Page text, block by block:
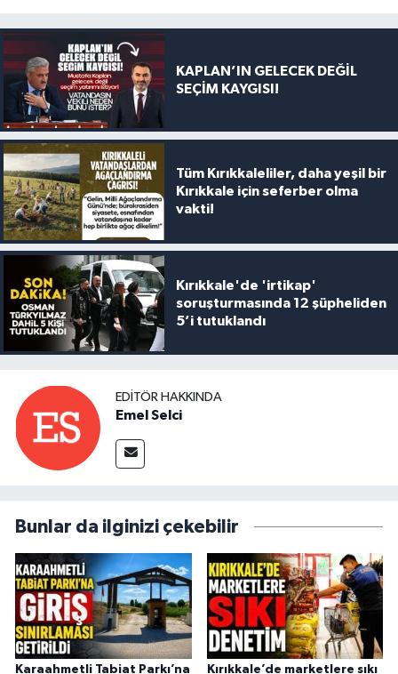
KAPLAN’IN GELECEK DEĞİL
SEÇİM KAYGISI!
Tüm Kırıkkaleliler, daha yeşil bir
Kırıkkale için seferber olma
vakti!
Kırıkkale'de 'irtikap'
soruşturmasında 12 şüpheliden
5’i tutuklandı
EDITÖR HAKKINDA
Emel Selci
Bunlar da ilginizi çekebilir
Karaahmetli Tabiat Parkı’na Kırıkkale’de marketlere sıkı